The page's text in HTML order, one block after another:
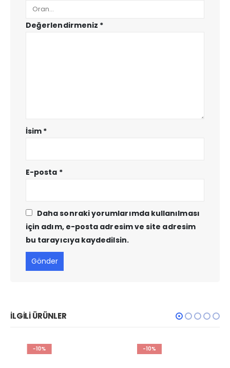
Değerlendirmeniz *
İsim *
E-posta *
Daha sonraki yorumlarımda kullanılması
için adım, e-posta adresim ve site adresim
bu tarayıcıya kaydedilsin.
İLGILI ÜRÜNLER
-10%